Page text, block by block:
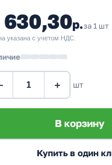
630,30р.за 1 шт
указана с учетом НДС.
+ шт